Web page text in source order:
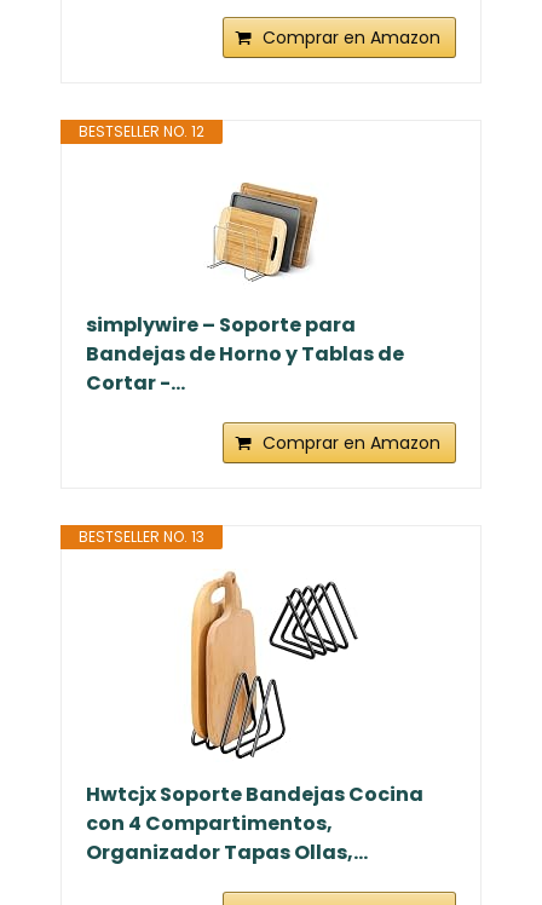
Comprar en Amazon
BESTSELLER NO. 12
simplywire – Soporte para
Bandejas de Horno y Tablas de
Cortar -...
Comprar en Amazon
BESTSELLER NO. 13
Hwtcjx Soporte Bandejas Cocina
con 4 Compartimentos,
Organizador Tapas Ollas,...